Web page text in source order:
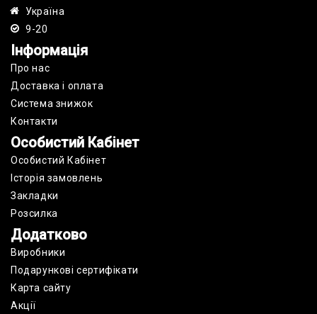
Україна
9-20
Інформація
Про нас
Доставка і оплата
Cистема знижок
Контакти
Особистий Кабінет
Особистий Кабінет
Історія замовлень
Закладки
Розсилка
Додатково
Виробники
Подарункові сертифікати
Карта сайту
Акції